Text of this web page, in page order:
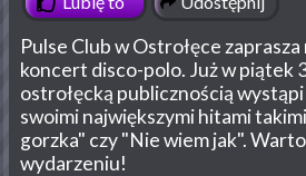
Pulse Club w Ostrołęce
koncert disco-polo. Już w piątek
ostrołęcką publicznością
swoimi największymi hitami
gorzka" czy "Nie wiem jak".
wydarzeniu!